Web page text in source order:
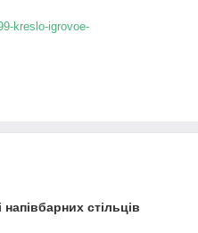
kreslo-igrovoe-
стільців